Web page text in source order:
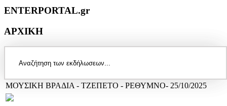
ENTERPORTAL.gr
ΑΡΧΙΚΗ
ΜΟΥΣΙΚΗ ΒΡΑΔΙΑ - ΤΖΕΠΕΤΟ - ΡΕΘΥΜΝΟ- 25/10/2025